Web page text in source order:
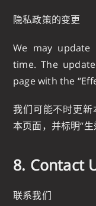
隐私政策的变更
We may
time. The
page with the
我们可能不时更
本页面，并标明“生
8. Contact
联系我们